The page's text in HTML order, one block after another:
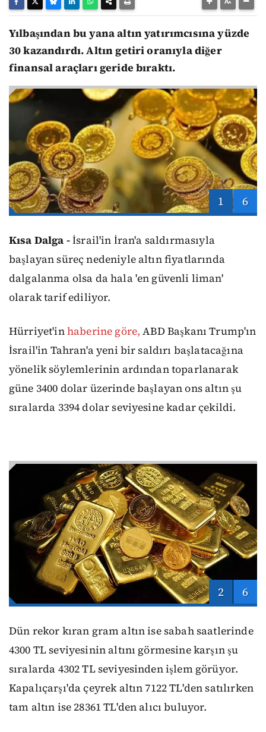
Yılbaşından bu yana altın yatırımcısına yüzde
30 kazandırdı. Altın getiri oranıyla diğer
finansal araçları geride bıraktı.
1 6
Kısa Dalga -İsrail'in İran'a saldırmasıyla
başlayan süreç nedeniyle altın fiyatlarında
dalgalanma olsa da hala 'en güvenli liman'
olarak tarif ediliyor.
Hürriyet'inhaberine göre, ABD Başkanı Trump'ın
İsrail'in Tahran'a yeni bir saldırı başlatacağına
yönelik söylemlerinin ardından toparlanarak
güne 3400 dolar üzerinde başlayan ons altın şu
sıralarda 3394 dolar seviyesine kadar çekildi.
2 6
Dün rekor kıran gram altın ise sabah saatlerinde
4300 TL seviyesinin altını görmesine karşın şu
sıralarda 4302 TL seviyesinden işlem görüyor.
Kapalıçarşı'da çeyrek altın 7122 TL'den satılırken
tam altın ise 28361 TL'den alıcı buluyor.